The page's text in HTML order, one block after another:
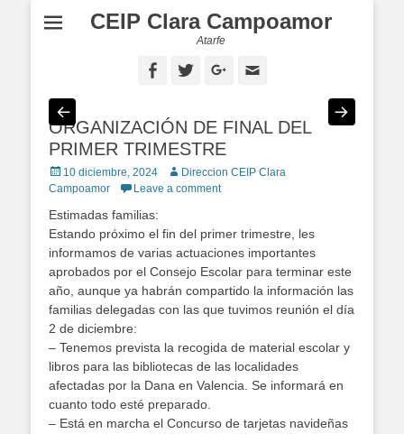
CEIP Clara Campoamor
Atarfe
FacebookTwitterGoogleplus
ORGANIZACIÓN DE FINAL DEL
PRIMER TRIMESTRE
Posted
on
10 diciembre, 2024 AuthorDireccion CEIP Clara
Campoamor
Leave a comment
Estimadas familias:
Estando próximo el fin del primer trimestre, les
informamos de varias actuaciones importantes
aprobados por el Consejo Escolar para terminar este
año, aunque ya habrán compartido la información las
familias delegadas con las que tuvimos reunión el día
2 de diciembre:
– Tenemos prevista la recogida de material escolar y
libros para las bibliotecas de las localidades
afectadas por la Dana en Valencia. Se informará en
cuanto todo esté preparado.
– Está en marcha el Concurso de tarjetas navideñas